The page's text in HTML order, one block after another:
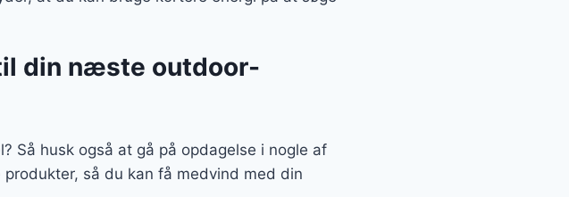
din næste outdoor-
Så husk også at gå på opdagelse i nogle af
så du kan få medvind med din